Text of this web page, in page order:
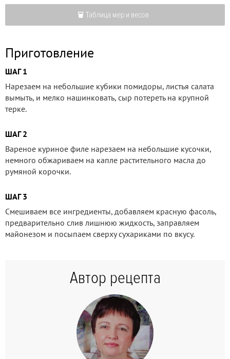
Таблица мер и весов
Приготовление
ШАГ 1
Нарезаем на небольшие кубики помидоры, листья салата
вымыть, и мелко нашинковать, сыр потереть на крупной
терке.
ШАГ 2
Вареное куриное филе нарезаем на небольшие кусочки,
немного обжариваем на капле растительного масла до
румяной корочки.
ШАГ 3
Смешиваем все ингредиенты, добавляем красную фасоль,
предварительно слив лишнюю жидкость, заправляем
майонезом и посыпаем сверху сухариками по вкусу.
Автор рецепта